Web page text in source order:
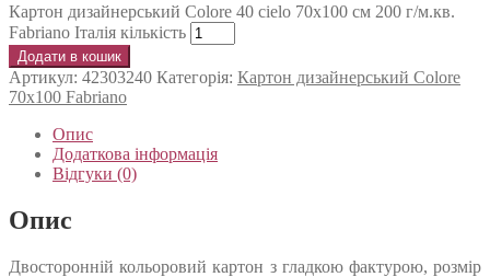
Картон дизайнерський Colore 40 cielo 70х100 см 200 г/м.кв.
Fabriano Італія кількість
Додати в кошик
Артикул: 42303240 Категорія: Картон дизайнерський Colore
70х100 Fabriano
Опис
Додаткова інформація
Відгуки (0)
Опис
Двосторонній кольоровий картон з гладкою фактурою, розмір